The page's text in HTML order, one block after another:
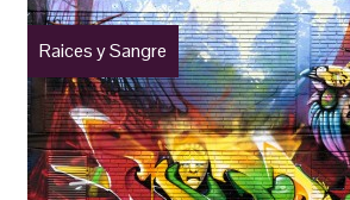
Raices y Sangre